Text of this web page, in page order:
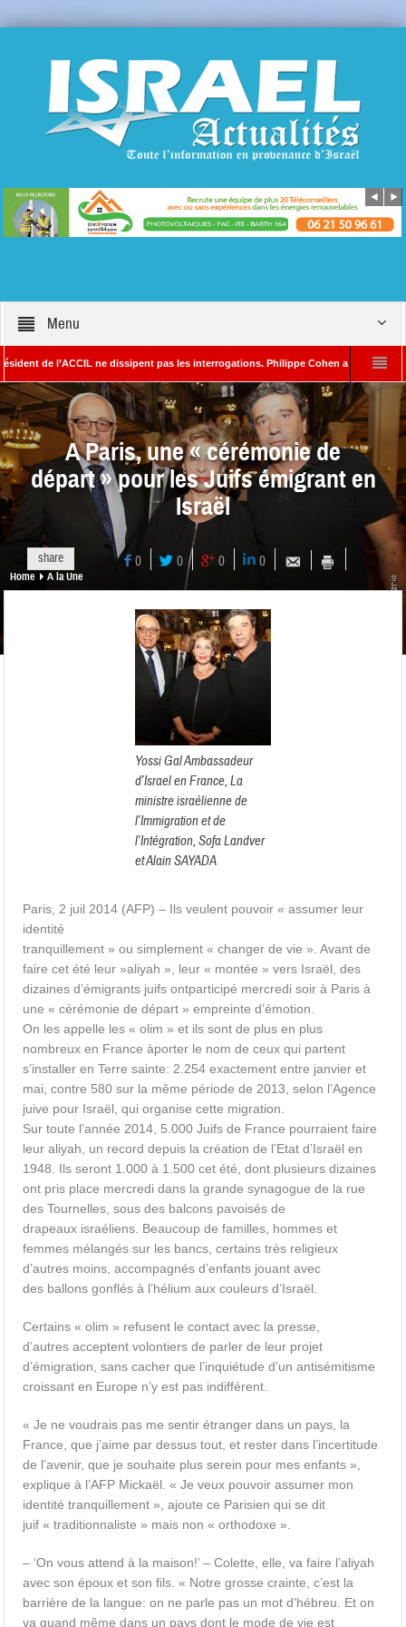
Menu
l’ACCIL ne dissipent pas les interrogations. Philippe Cohen annonce se
– Rédacteur en chef d’Israël Actualités L’Iran menace de frapper
A Paris, une « cérémonie de
départ » pour les Juifs émigrant en
Israël
share 0 0 0 0
Home A la Une
Yossi Gal Ambassadeur
d’Israel en France, La
ministre israélienne de
l’Immigration et de
l’Intégration, Sofa Landver
et Alain SAYADA
Paris, 2 juil 2014 (AFP) – Ils veulent pouvoir « assumer leur
identité
tranquillement » ou simplement « changer de vie ». Avant de
faire cet été leur »aliyah », leur « montée » vers Israël, des
dizaines d’émigrants juifs ontparticipé mercredi soir à Paris à
une « cérémonie de départ » empreinte d’émotion.
On les appelle les « olim » et ils sont de plus en plus
nombreux en France àporter le nom de ceux qui partent
s’installer en Terre sainte: 2.254 exactement entre janvier et
mai, contre 580 sur la même période de 2013, selon l’Agence
juive pour Israël, qui organise cette migration.
Sur toute l’année 2014, 5.000 Juifs de France pourraient faire
leur aliyah, un record depuis la création de l’Etat d’Israël en
1948. Ils seront 1.000 à 1.500 cet été, dont plusieurs dizaines
ont pris place mercredi dans la grande synagogue de la rue
des Tournelles, sous des balcons pavoisés de
drapeaux israéliens. Beaucoup de familles, hommes et
femmes mélangés sur les bancs, certains très religieux
d’autres moins, accompagnés d’enfants jouant avec
des ballons gonflés à l’hélium aux couleurs d’Israël.
Certains « olim » refusent le contact avec la presse,
d’autres acceptent volontiers de parler de leur projet
d’émigration, sans cacher que l’inquiétude d’un antisémitisme
croissant en Europe n’y est pas indifférent.
« Je ne voudrais pas me sentir étranger dans un pays, la
France, que j’aime par dessus tout, et rester dans l’incertitude
de l’avenir, que je souhaite plus serein pour mes enfants »,
explique à l’AFP Mickaël. « Je veux pouvoir assumer mon
identité tranquillement », ajoute ce Parisien qui se dit
juif « traditionnaliste » mais non « orthodoxe ».
– ‘On vous attend à la maison!’ – Colette, elle, va faire l’aliyah
avec son époux et son fils. « Notre grosse crainte, c’est la
barrière de la langue: on ne parle pas un mot d’hébreu. Et on
va quand même dans un pays dont le mode de vie est